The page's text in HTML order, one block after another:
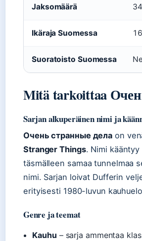
Jaksomäärä
Ikäraja Suomessa
Suoratoisto Suomessa
Mitä tarkoittaa
Sarjan alkuperäinen nimi ja
Очень странные дела on
Stranger Things. Nimi kääntyy
täsmälleen samaa tunnelmaa
nimi. Sarjan loivat Dufferin
erityisesti 1980-luvun
Genre ja teemat
Kauhu – sarja ammentaa